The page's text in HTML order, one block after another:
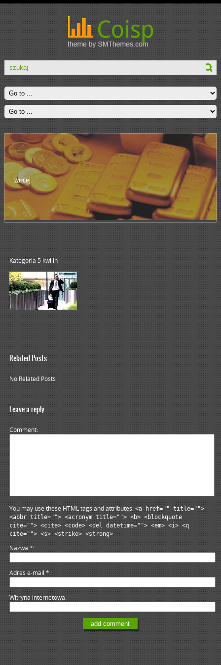
więcej
Kategoria 5 kwiin
Related Posts:
No Related Posts
Leave a reply
Comment
You may use these HTML tags and attributes:<a href="" title="">
<abbr title=""> <acronym title=""> <b> <blockquote
cite=""> <cite> <code> <del datetime=""> <em> <i> <q
cite=""> <s> <strike> <strong>
Nazwa*
Adres e-mail*
Witryna internetowa